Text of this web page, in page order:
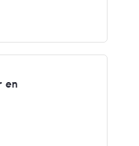
en